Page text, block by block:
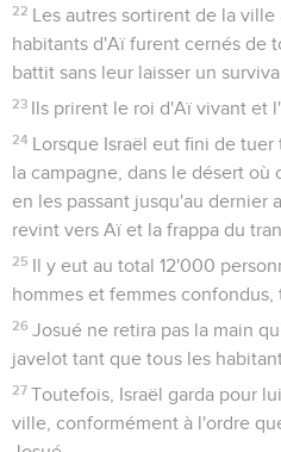
22 Les autres sortirent de la
habitants d'Aï furent cernés de
battit sans leur laisser un
23 Ils prirent le roi d'Aï vivant et
24 Lorsque Israël eut fini de
la campagne, dans le désert où
en les passant jusqu'au dernier
revint vers Aï et la frappa du
25 Il y eut au total 12'000
hommes et femmes confondus,
26 Josué ne retira pas la main
javelot tant que tous les
27 Toutefois, Israël garda pour
ville, conformément à l'ordre